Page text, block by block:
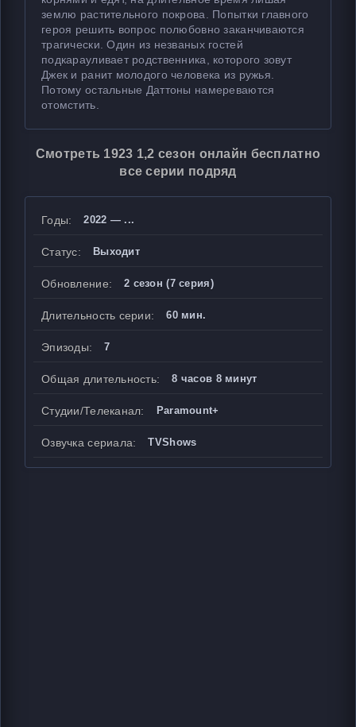
землю растительного покрова. Попытки главного
героя решить вопрос полюбовно заканчиваются
трагически. Один из незваных гостей
подкарауливает родственника, которого зовут
Джек и ранит молодого человека из ружья.
Потому остальные Даттоны намереваются
отомстить.
Смотреть 1923 1,2 сезон онлайн бесплатно
все серии подряд
Годы: 2022 — ...
Статус: Выходит
Обновление: 2 сезон (7 серия)
Длительность серии: 60 мин.
Эпизоды: 7
Общая длительность: 8 часов 8 минут
Студии/Телеканал: Paramount+
Озвучка сериала: TVShows